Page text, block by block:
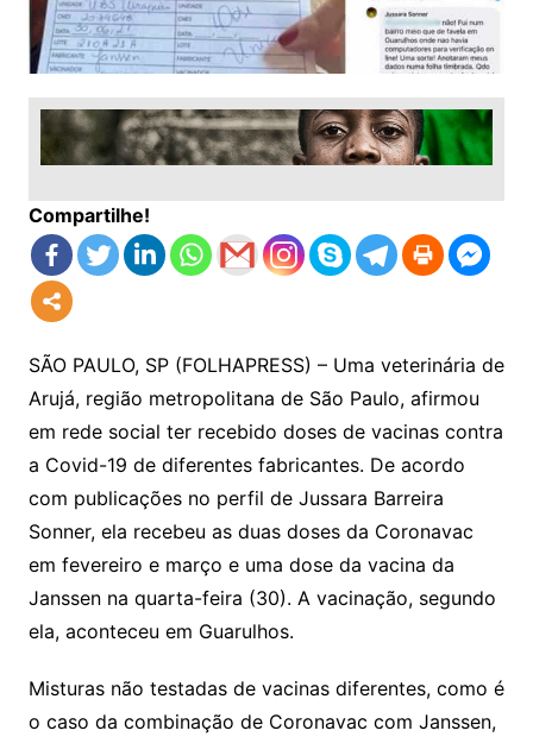
Compartilhe!
SÃO PAULO, SP (FOLHAPRESS) – Uma veterinária de
Arujá, região metropolitana de São Paulo, afirmou
em rede social ter recebido doses de vacinas contra
a Covid-19 de diferentes fabricantes. De acordo
com publicações no perfil de Jussara Barreira
Sonner, ela recebeu as duas doses da Coronavac
em fevereiro e março e uma dose da vacina da
Janssen na quarta-feira (30). A vacinação, segundo
ela, aconteceu em Guarulhos.
Misturas não testadas de vacinas diferentes, como é
o caso da combinação de Coronavac com Janssen,